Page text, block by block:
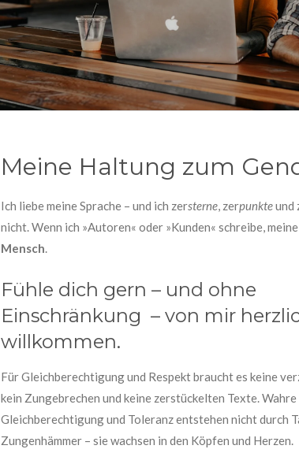
Meine Haltung zum
Ich liebe meine Sprache – und ich zersterne, zerpunkteund
nicht. Wenn ich »Autoren« oder »Kunden« schreibe,
Mensch
Fühle dich gern – und ohne
Einschränkung – von mir
willkommen.
Für Gleichberechtigung und Respekt braucht es keine
kein Zungebrechen und keine zerstückelten Texte. Wahre
Gleichberechtigung und Toleranz entstehen nicht durch
Zungenhämmer – sie wachsen in den Köpfen und Herzen.